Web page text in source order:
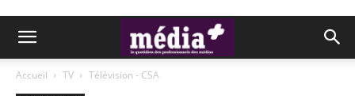
Accueil TV Télévision - CSA